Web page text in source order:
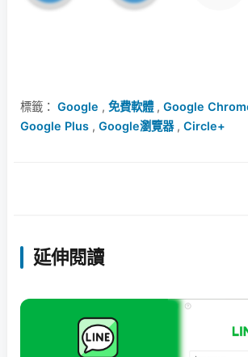
標籤： Google , 免費軟體, Google
Google Plus , Google瀏覽器, Circle+
延伸閱讀